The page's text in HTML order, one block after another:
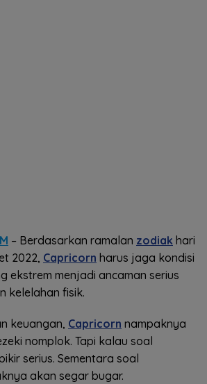
– Berdasarkan ramalan zodiak hari
2022, Capricorn harus jaga kondisi
ekstrem menjadi ancaman serius
kelelahan fisik.
keuangan, Capricorn nampaknya
nomplok. Tapi kalau soal
serius. Sementara soal
akan segar bugar.